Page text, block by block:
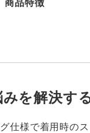
商品特徴
を解決する
仕様で着用時の